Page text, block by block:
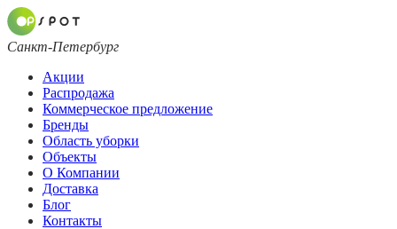
Санкт-Петербург
Акции
Распродажа
Коммерческое предложение
Бренды
Область уборки
Объекты
О Компании
Доставка
Блог
Контакты